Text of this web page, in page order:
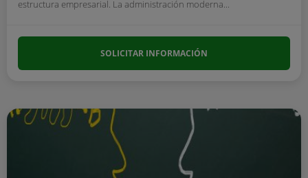
estructura empresarial. La administración moderna...
SOLICITAR INFORMACIÓN